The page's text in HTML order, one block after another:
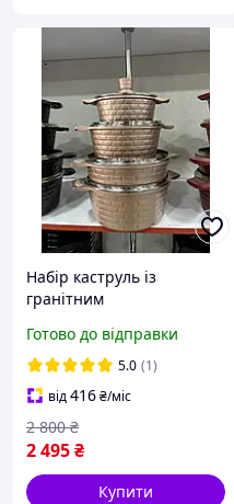
Набір каструль із
гранітним
покриттям Top Kitchen,
Набір кухонного посуду
TK00032
Готово до відправки
5.0 (1)
від416₴/міс
2 495₴
2 800 ₴
Купити